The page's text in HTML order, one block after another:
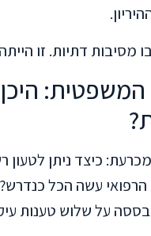
מסיבות דתיות. זו
כיצד ניתן לטעון
עשה הכל כנדרש?
על שלוש טענות